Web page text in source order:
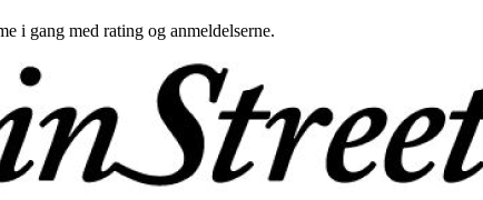
i gang med rating og anmeldelserne.